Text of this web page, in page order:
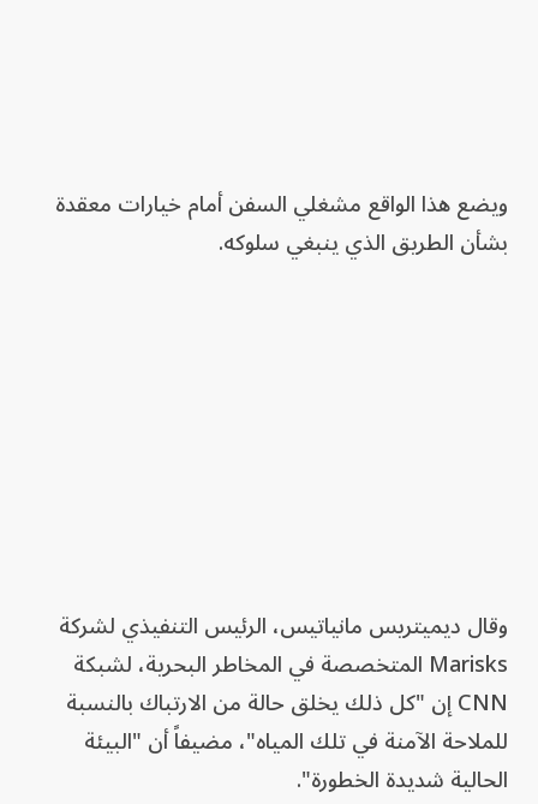
ويضع هذا الواقع مشغلي السفن أمام خيارات معقدة
بشأن الطريق الذي ينبغي سلوكه.
وقال ديميتريس مانياتيس، الرئيس التنفيذي لشركة
Marisks المتخصصة في المخاطر البحرية، لشبكة
CNN إن "كل ذلك يخلق حالة من الارتباك بالنسبة
للملاحة الآمنة في تلك المياه"، مضيفاً أن "البيئة
الحالية شديدة الخطورة".